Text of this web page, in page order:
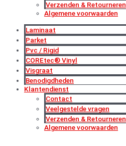
Verzenden & Retourneren
Algemene voorwaarden
Laminaat
Parket
Pvc / Rigid
COREtec® Vinyl
Visgraat
Benodigdheden
Klantendienst
Contact
Veelgestelde vragen
Verzenden & Retourneren
Algemene voorwaarden